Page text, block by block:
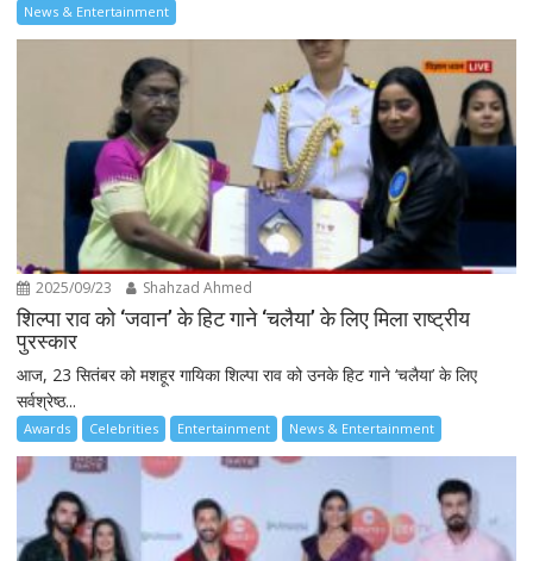
News & Entertainment
2025/09/23 Shahzad Ahmed
शिल्पा राव को ‘जवान’ के हिट गाने ‘चलैया’ के लिए मिला राष्ट्रीय
पुरस्कार
आज, 23 सितंबर को मशहूर गायिका शिल्पा राव को उनके हिट गाने ‘चलैया’ के लिए
सर्वश्रेष्ठ...
Awards Celebrities Entertainment News & Entertainment